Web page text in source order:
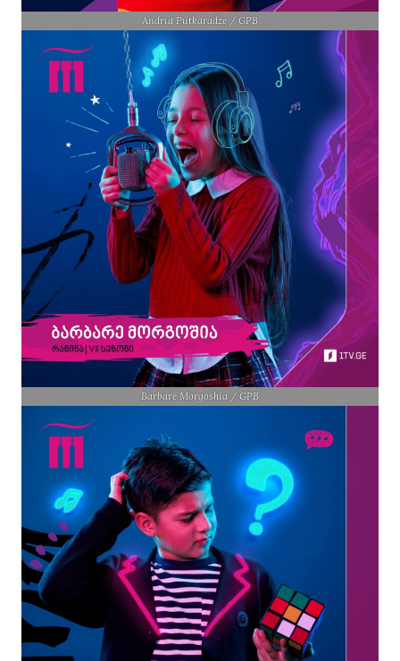
Andria Putkaradze / GPB
Barbare Morgoshia / GPB